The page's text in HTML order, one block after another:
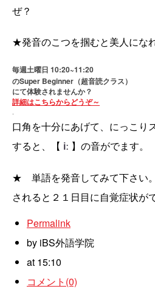
ぜ？
★発音のこつを掴むと美人になれ
毎週土曜日 10:20~11:20
のSuper Beginner （超音読クラス）
にて体験されませんか？
詳細はこちらからどうぞ～
口角を十分にあげて、にっこり
すると、【 iː 】の音がでます。
★ 単語を発音してみて下さい
されると２１日目に自覚症状が
Permalink
by iBS外語学院
at 15:10
コメント(0)